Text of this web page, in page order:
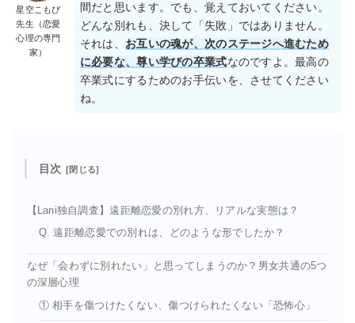
星空こもぴ
先生（恋愛
心理の専門
家）
間だと思います。でも、覚えておいてください。
どんな別れも、決して「失敗」ではありません。
それは、 お互いの魂が、次のステージへ進むため
に必要な、尊い学びの卒業式なのですよ。最高の
卒業式にするためのお手伝いを、させてください
ね。
目次
【Lani独自調査】遠距離恋愛の別れ方、リアルな実態は？
Q. 遠距離恋愛での別れは、どのような形でしたか？
なぜ「会わずに別れたい」と思ってしまうのか？男女共通の5つ
の深層心理
① 相手を傷つけたくない、傷つけられたくない「恐怖心」